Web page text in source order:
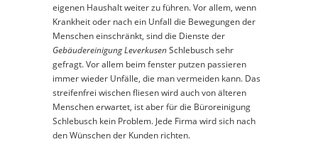
eigenen Haushalt weiter zu führen. Vor allem, wenn
Krankheit oder nach ein Unfall die Bewegungen der
Menschen einschränkt, sind die Dienste der
Gebäudereinigung LeverkusenSchlebusch sehr
gefragt. Vor allem beim fenster putzen passieren
immer wieder Unfälle, die man vermeiden kann. Das
streifenfrei wischen fliesen wird auch von älteren
Menschen erwartet, ist aber für die Büroreinigung
Schlebusch kein Problem. Jede Firma wird sich nach
den Wünschen der Kunden richten.